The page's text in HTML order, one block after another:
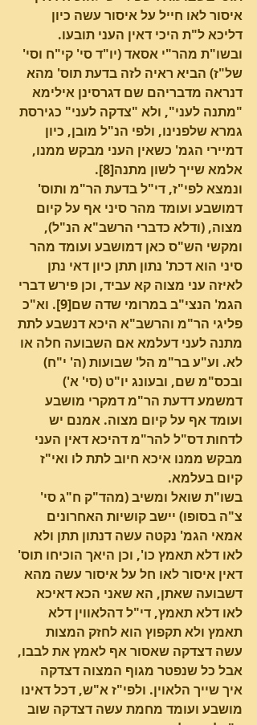
איסור לאו חייל על איסור עשה כיון
דליכא ל"ת היכי דאין העני תובעו.
ובשו"ת מהר"י אסאד (יו"ד סי' קי"ח וסי'
של"ז) הביא ראיה לזה בדעת תוס' מהא
דנראה מדבריהם שם דגרסינן אילימא
"מתנה לעני", ולא "צדקה לעני" כגירסת
גמרא שלפנינו, ולפי הנ"ל מובן, כיון
דמיירי הגמ' כשאין העני מבקש ממנו,
אלמא שייך לשון מתנה[8].
ונמצא לפי"ז, די"ל בדעת הר"מ ותוס'
דמושבע ועומד מהר סיני אף על קיום
מצוה, (ודלא כדברי הרשב"א הנ"ל),
ומקשי הש"ס כאן דמושבע ועומד מהר
סיני הוא דכת' נתון תתן כיון דאי נתן
לאיזה עני מצוה קא עביד, וכן פירש דברי
הגמ' הנצי"ב במרומי שדה שם[9]. וא"כ
פליגי הר"מ והרשב"א היכא דנשבע לתת
מתנה לעני דעלמא אם השבועה חלה או
לא. וע"ע בר"מ הל' שבועות (ה' י"ח)
ובכס"מ שם, ובעונג יו"ט (סי' א')
דמשמע דדעת הר"מ דמקרי מושבע
ועומד אף על קיום מצוה. אמנם יש
לדחות דס"ל להר"מ דהיכא דאין העני
מבקש ממנו איכא חיוב לתת לו ואי"ז
קיום בעלמא.
בשו"ת שואל ומשיב (מהד"ק ח"ג סי'
צ"ה בסופו) יישב קושיות האחרונים
אמאי הגמ' נקטה עשה דנתון תתן ולא
לאו דלא תאמץ כו', וכן היאך הוכיחו תוס'
דאין איסור לאו חל על איסור עשה מהא
דשבועה שאתן, הא שאני הכא דאיכא
לאו דלא תאמץ, די"ל דהלאווין דלא
תאמץ ולא תקפוץ הוא לחזק המצות
עשה דצדקה שאסור אף לאמץ את לבבו,
אבל כל שנפטר מגוף המצוה דצדקה
איך שייך הלאוין. ולפי"ז א"ש, דכל דאינו
מושבע ועומד מחמת עשה דצדקה שוב